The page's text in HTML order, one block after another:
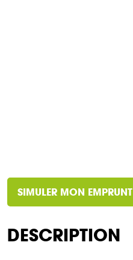
SIMULER MON EMPRUNT
DESCRIPTION